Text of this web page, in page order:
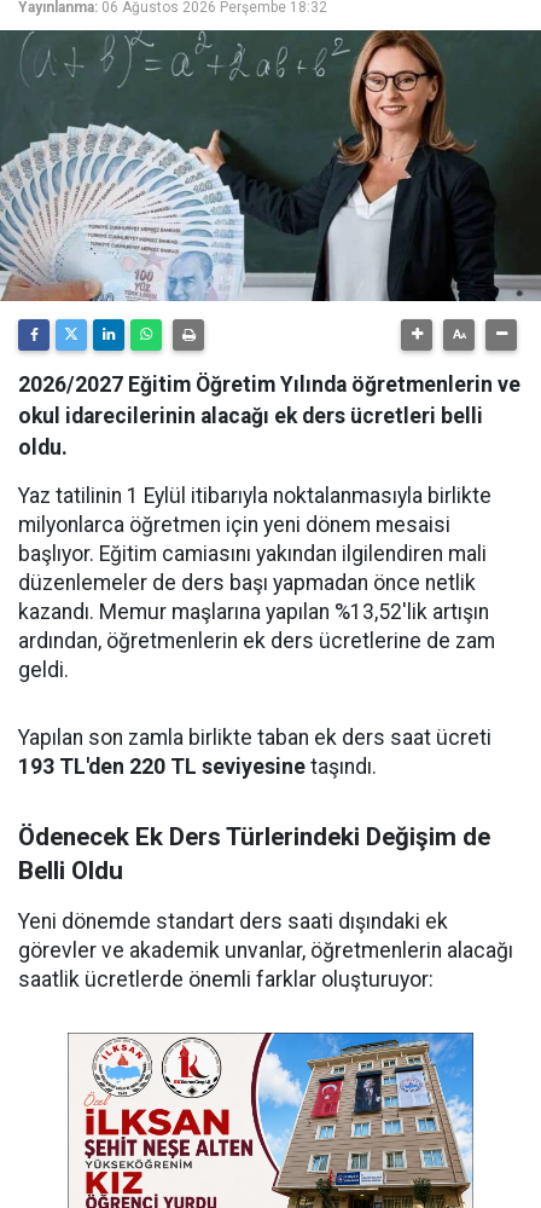
Yayınlanma: 06 Ağustos 2026 Perşembe 18:32
2026/2027 Eğitim Öğretim Yılında öğretmenlerin ve
okul idarecilerinin alacağı ek ders ücretleri belli
oldu.
Yaz tatilinin 1 Eylül itibarıyla noktalanmasıyla birlikte
milyonlarca öğretmen için yeni dönem mesaisi
başlıyor. Eğitim camiasını yakından ilgilendiren mali
düzenlemeler de ders başı yapmadan önce netlik
kazandı. Memur maşlarına yapılan %13,52'lik artışın
ardından, öğretmenlerin ek ders ücretlerine de zam
geldi.
Yapılan son zamla birlikte taban ek ders saat ücreti
193 TL'den 220 TL seviyesine taşındı.
Ödenecek Ek Ders Türlerindeki Değişim de
Belli Oldu
Yeni dönemde standart ders saati dışındaki ek
görevler ve akademik unvanlar, öğretmenlerin alacağı
saatlik ücretlerde önemli farklar oluşturuyor: